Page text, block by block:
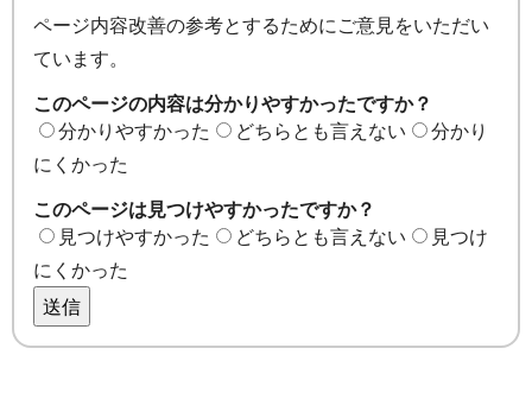
ページ内容改善の参考とするためにご意見をいただい
ています。
このページの内容は分かりやすかったですか？
分かりやすかった
どちらとも言えない
分かり
にくかった
このページは見つけやすかったですか？
見つけやすかった
どちらとも言えない
見つけ
にくかった
送信